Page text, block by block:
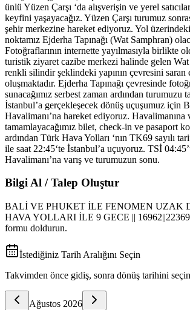
Bilgi Al / Talep Oluştur
BALİ VE PHUKET İLE FENOMEN UZAK
HAVA YOLLARI İLE 9 GECE || 16962||22369
formu doldurun.
İstediğiniz Tarih Aralığını Seçin
Takvimden önce gidiş, sonra dönüş tarihini
Ağustos 2026